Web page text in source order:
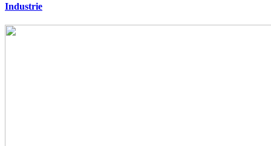
Industrie